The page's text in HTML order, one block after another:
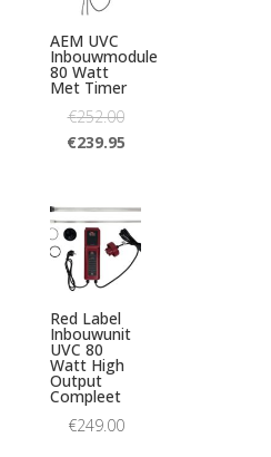
AEM UVC
Inbouwmodule
80 Watt
Met Timer
€252.00
€239.95
Red Label
Inbouwunit
UVC 80
Watt High
Output
Compleet
€249.00